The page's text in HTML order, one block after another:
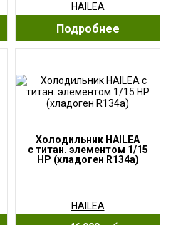
HAILEA
Подробнее
Холодильник HAILEA
с титан. элементом 1/15
HP (хладоген R134a)
HAILEA